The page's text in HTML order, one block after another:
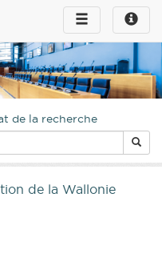
Toggle
infos
Toggle
navigation
de la recherche
de la Wallonie